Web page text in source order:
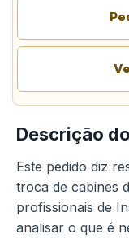
Descrição
Este pedido diz
troca de cabines
profissionais de
analisar o que é